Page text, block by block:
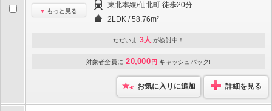
もっと見る
東北本線/仙北町 徒歩20分
2LDK / 58.76m²
ただいま 3人 が検討中！
対象者全員に 20,000 円 キャッシュバック!
お気に入りに追加 詳細を見る